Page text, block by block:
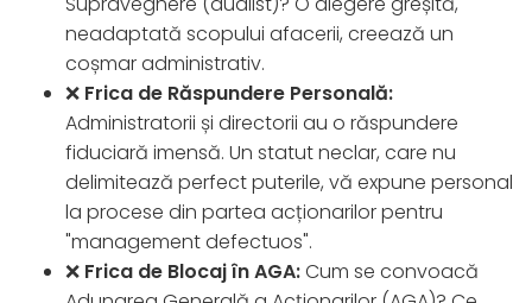
neadaptată scopului afacerii, creează un
coșmar administrativ.
❌ Frica de Răspundere Personală:
Administratorii și directorii au o răspundere
fiduciară imensă. Un statut neclar, care nu
delimitează perfect puterile, vă expune personal
la procese din partea acționarilor pentru
"management defectuos".
❌ Frica de Blocaj în AGA:Cum se convoacă